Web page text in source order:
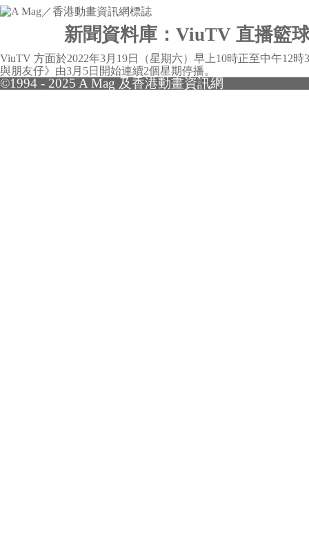
新聞資料庫：ViuTV 直播籃
ViuTV 方面於2022年3月19日（星期六）早上10時正至中午12
與朋友仔》由3月5日開始連續2個星期停播。
©1994 - 2025 A Mag 及香港動畫資訊網